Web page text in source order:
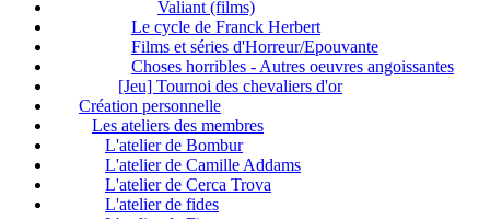
Valiant (films)
Le cycle de Franck Herbert
Films et séries d'Horreur/Epouvante
Choses horribles - Autres oeuvres angoissantes
[Jeu] Tournoi des chevaliers d'or
Création personnelle
Les ateliers des membres
L'atelier de Bombur
L'atelier de Camille Addams
L'atelier de Cerca Trova
L'atelier de fides